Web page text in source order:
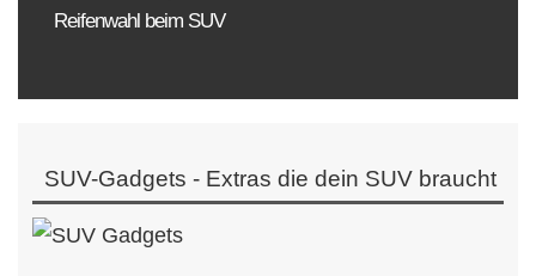
Reifenwahl beim SUV
SUV-Gadgets - Extras die dein SUV braucht